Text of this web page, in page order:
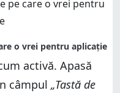
activă. Apasă
câmpul „Tastă de